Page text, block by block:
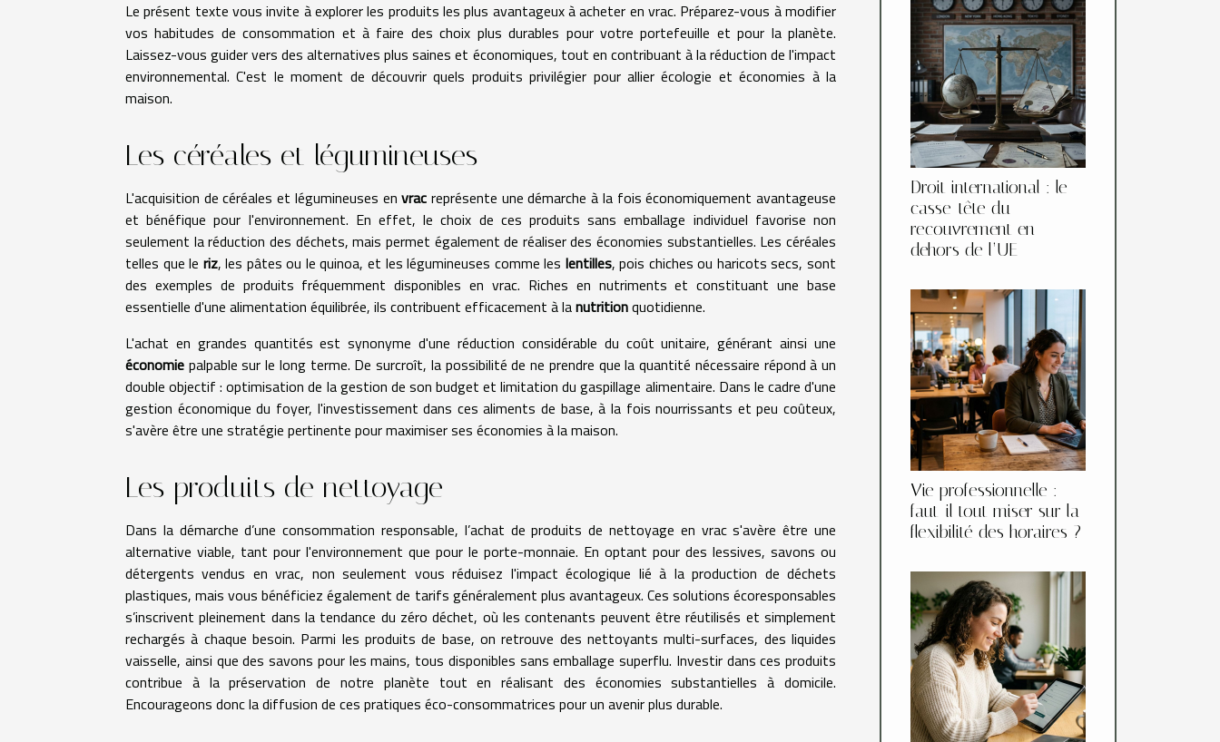
Le présent texte vous invite à explorer les produits les plus avantageux à acheter en vrac. Préparez-vous à modifier
vos habitudes de consommation et à faire des choix plus durables pour votre portefeuille et pour la planète.
Laissez-vous guider vers des alternatives plus saines et économiques, tout en contribuant à la réduction de l'impact
environnemental. C'est le moment de découvrir quels produits privilégier pour allier écologie et économies à la
maison.
Les céréales et légumineuses
L'acquisition de céréales et légumineuses envrac représente une démarche à la fois économiquement avantageuse
et bénéfique pour l'environnement. En effet, le choix de ces produits sans emballage individuel favorise non
seulement la réduction des déchets, mais permet également de réaliser des économies substantielles. Les céréales
telles que le riz, les pâtes ou le quinoa, et les légumineuses comme les lentilles, pois chiches ou haricots secs, sont
des exemples de produits fréquemment disponibles en vrac. Riches en nutriments et constituant une base
essentielle d'une alimentation équilibrée, ils contribuent efficacement à lanutritionquotidienne.
L'achat en grandes quantités est synonyme d'une réduction considérable du coût unitaire, générant ainsi une
économie palpable sur le long terme. De surcroît, la possibilité de ne prendre que la quantité nécessaire répond à un
double objectif : optimisation de la gestion de son budget et limitation du gaspillage alimentaire. Dans le cadre d'une
gestion économique du foyer, l'investissement dans ces aliments de base, à la fois nourrissants et peu coûteux,
s'avère être une stratégie pertinente pour maximiser ses économies à la maison.
Les produits de nettoyage
Dans la démarche d’une consommation responsable, l’achat de produits de nettoyage en vrac s'avère être une
alternative viable, tant pour l'environnement que pour le porte-monnaie. En optant pour des lessives, savons ou
détergents vendus en vrac, non seulement vous réduisez l'impact écologique lié à la production de déchets
plastiques, mais vous bénéficiez également de tarifs généralement plus avantageux. Ces solutions écoresponsables
s’inscrivent pleinement dans la tendance du zéro déchet, où les contenants peuvent être réutilisés et simplement
rechargés à chaque besoin. Parmi les produits de base, on retrouve des nettoyants multi-surfaces, des liquides
vaisselle, ainsi que des savons pour les mains, tous disponibles sans emballage superflu. Investir dans ces produits
contribue à la préservation de notre planète tout en réalisant des économies substantielles à domicile.
Encourageons donc la diffusion de ces pratiques éco-consommatrices pour un avenir plus durable.
Droit international : le
casse-tête du
recouvrement en
dehors de l’UE
Vie professionnelle :
faut-il tout miser sur la
flexibilité des horaires ?